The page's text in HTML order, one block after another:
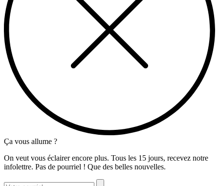
Ça vous allume ?
On veut vous éclairer encore plus. Tous les 15 jours, recevez notre
infolettre. Pas de pourriel ! Que des belles nouvelles.